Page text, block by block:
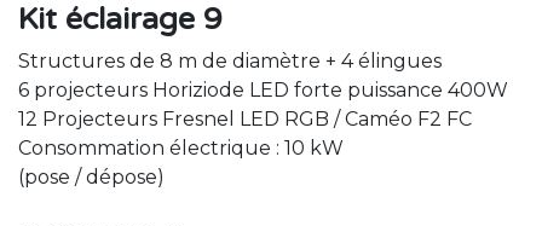
Kit éclairage 9
Structures de 8 m de diamètre + 4 élingues
6 projecteurs Horiziode LED forte puissance 400W
12 Projecteurs Fresnel LED RGB / Caméo F2 FC
Consommation électrique : 10 kW
(pose / dépose)